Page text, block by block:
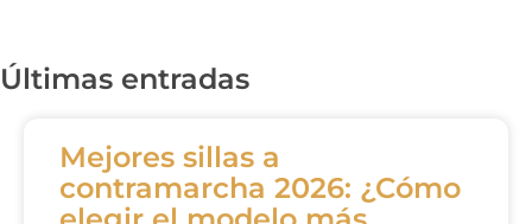
Últimas entradas
Mejores sillas a
contramarcha 2026: ¿Cómo